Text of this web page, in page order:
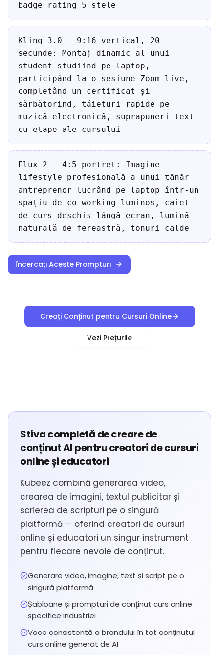
badge rating 5 stele
Kling 3.0 — 9:16 vertical, 20
secunde: Montaj dinamic al unui
student studiind pe laptop,
participând la o sesiune Zoom live,
completând un certificat și
sărbătorind, tăieturi rapide pe
muzică electronică, suprapuneri text
cu etape ale cursului
Flux 2 — 4:5 portret: Imagine
lifestyle profesională a unui tânăr
antreprenor lucrând pe laptop într-un
spațiu de co-working luminos, caiet
de curs deschis lângă ecran, lumină
naturală de fereastră, tonuri calde
Încercați Aceste Prompturi
Creați Conținut pentru Cursuri Online
Vezi Prețurile
Stiva completă de creare de
conținut AI pentru creatori de cursuri
online și educatori
Kubeez combină generarea video,
crearea de imagini, textul publicitar și
scrierea de scripturi pe o singură
platformă — oferind creatori de cursuri
online și educatori un singur instrument
pentru fiecare nevoie de conținut.
Generare video, imagine, text și script pe o
singură platformă
Șabloane și prompturi de conținut curs online
specifice industriei
Voce consistentă a brandului în tot conținutul
curs online generat de AI